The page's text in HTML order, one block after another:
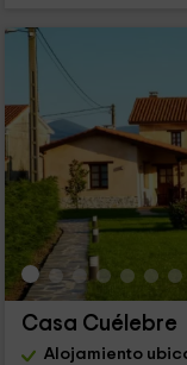
Casa Cuélebre
Alojamiento